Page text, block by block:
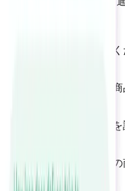
検出し、摩擦を取り除
覧行動に基づいて補完
ティア間の価値の違い
料無料を獲得するため